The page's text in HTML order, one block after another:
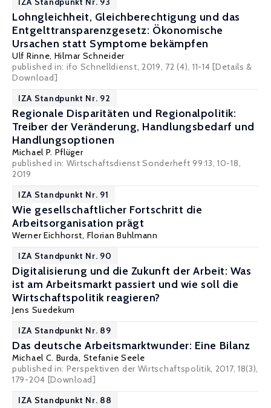
Lohngleichheit, Gleichberechtigung und das
Entgelttransparenzgesetz: Ökonomische
Ursachen statt Symptome bekämpfen
Ulf Rinne, Hilmar Schneider
published in: ifo Schnelldienst, 2019, 72 (4), 11-14[Details &
Download]
IZA Standpunkt Nr. 92
Regionale Disparitäten und Regionalpolitik:
Treiber der Veränderung, Handlungsbedarf und
Handlungsoptionen
Michael P. Pflüger
published in: Wirtschaftsdienst Sonderheft 99:13, 10-18,
2019
IZA Standpunkt Nr. 91
Wie gesellschaftlicher Fortschritt die
Arbeitsorganisation prägt
Werner Eichhorst, Florian Buhlmann
IZA Standpunkt Nr. 90
Digitalisierung und die Zukunft der Arbeit: Was
ist am Arbeitsmarkt passiert und wie soll die
Wirtschaftspolitik reagieren?
Jens Suedekum
IZA Standpunkt Nr. 89
Das deutsche Arbeitsmarktwunder: Eine Bilanz
Michael C. Burda, Stefanie Seele
published in: Perspektiven der Wirtschaftspolitik, 2017, 18(3),
179-204 [Download]
IZA Standpunkt Nr. 88